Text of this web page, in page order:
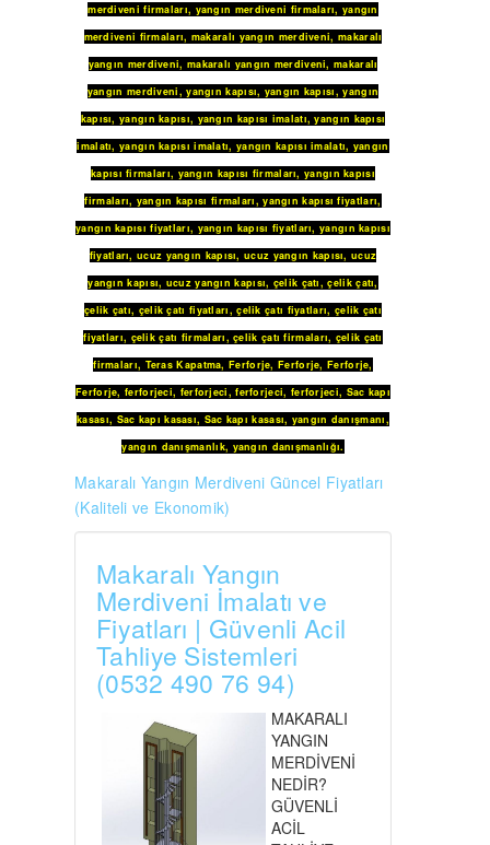
merdiveni firmaları, yangın merdiveni firmaları, yangın
merdiveni firmaları, makaralı yangın merdiveni,makaralı
yangın merdiveni, makaralı yangın merdiveni,makaralı
yangın merdiveni,yangın kapısı, yangın kapısı,yangın
kapısı,yangın kapısı, yangın kapısı imalatı,yangın kapısı
imalatı,yangın kapısı imalatı, yangın kapısı imalatı, yangın
kapısı firmaları, yangın kapısı firmaları,yangın kapısı
firmaları, yangın kapısı firmaları,yangın kapısı fiyatları,
yangın kapısı fiyatları, yangın kapısı fiyatları,yangın kapısı
fiyatları,ucuz yangın kapısı,ucuz yangın kapısı,ucuz
yangın kapısı, ucuz yangın kapısı, çelik çatı,çelik çatı,
çelik çatı, çelik çatı fiyatları,çelik çatı fiyatları, çelik çatı
fiyatları, çelik çatı firmaları,çelik çatı firmaları, çelik çatı
firmaları, Teras Kapatma,Ferforje,Ferforje,Ferforje,
Ferforje,ferforjeci, ferforjeci,ferforjeci, ferforjeci, Sac kapı
kasası, Sac kapı kasası, Sac kapı kasası, yangın danışmanı,
yangın danışmanlık, yangın danışmanlığı.
Makaralı Yangın Merdiveni Güncel Fiyatları
(Kaliteli ve Ekonomik)
Makaralı Yangın
Merdiveni İmalatı ve
Fiyatları | Güvenli Acil
Tahliye Sistemleri
(0532 490 76 94)
MAKARALI
YANGIN
MERDİVENİ
NEDİR?
GÜVENLİ
ACİL